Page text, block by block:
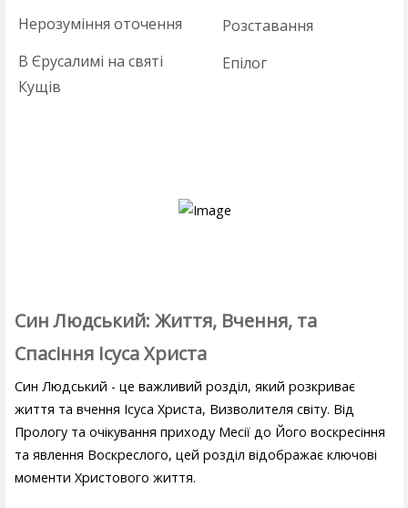
Нерозуміння оточення
В Єрусалимі на святі
Кущів
Розставання
Епілог
Син Людський: Життя, Вчення, та
Спасіння Ісуса Христа
Син Людський - це важливий розділ, який розкриває
життя та вчення Ісуса Христа, Визволителя світу. Від
Прологу та очікування приходу Месії до Його воскресіння
та явлення Воскреслого, цей розділ відображає ключові
моменти Христового життя.